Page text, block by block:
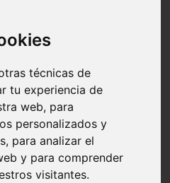
técnicas de
tu experiencia de
web, para
personalizados y
para analizar el
y para comprender
visitantes.